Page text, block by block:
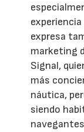
expresa
marketing
Signal,
más
náutica,
siendo